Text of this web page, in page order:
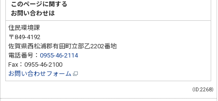
このページに関する
お問い合わせは
住民環境課
〒849-4192
佐賀県西松浦郡有田町立部乙2202番地
電話番号：0955-46-2114
Fax：0955-46-2100
お問い合わせフォーム
（ID:2268）